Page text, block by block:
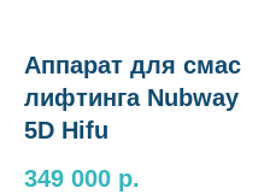
Аппарат для смас
лифтинга Nubway
5D Hifu
349 000 р.